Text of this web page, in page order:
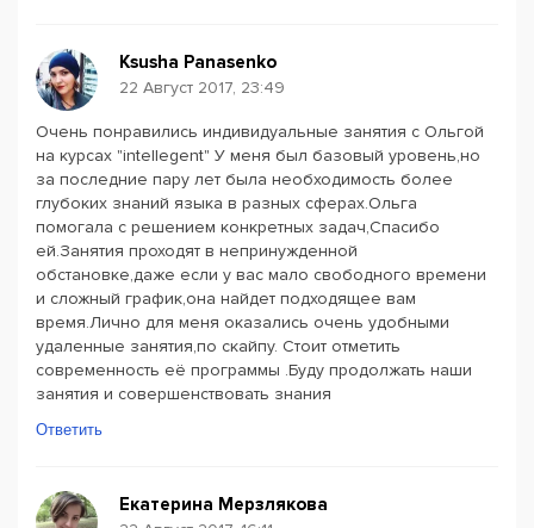
Ksusha Panasenko
22 Август 2017, 23:49
Очень понравились индивидуальные занятия с Ольгой
на курсах "intellegent" У меня был базовый уровень,но
за последние пару лет была необходимость более
глубоких знаний языка в разных сферах.Ольга
помогала с решением конкретных задач,Спасибо
ей.Занятия проходят в непринужденной
обстановке,даже если у вас мало свободного времени
и сложный график,она найдет подходящее вам
время.Лично для меня оказались очень удобными
удаленные занятия,по скайпу. Стоит отметить
современность её программы .Буду продолжать наши
занятия и совершенствовать знания
Ответить
Екатерина Мерзлякова